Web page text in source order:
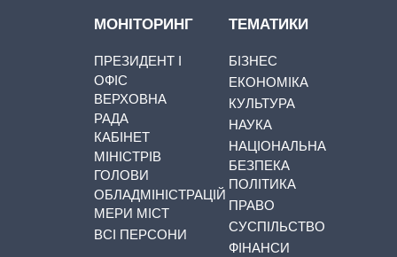
МОНІТОРИНГ
ПРЕЗИДЕНТ І
ОФІС
ВЕРХОВНА
РАДА
КАБІНЕТ
МІНІСТРІВ
ГОЛОВИ
ОБЛАДМІНІСТРАЦІЙ
МЕРИ МІСТ
ВСІ ПЕРСОНИ
ТЕМАТИКИ
БІЗНЕС
ЕКОНОМІКА
КУЛЬТУРА
НАУКА
НАЦІОНАЛЬНА
БЕЗПЕКА
ПОЛІТИКА
ПРАВО
СУСПІЛЬСТВО
ФІНАНСИ